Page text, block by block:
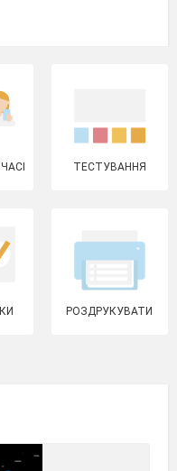
ТЕСТУВАННЯ
РОЗДРУКУВАТИ